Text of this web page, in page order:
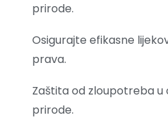
prirode.
Osigurajte efikasne
prava.
Zaštita od zloupotreba
prirode.